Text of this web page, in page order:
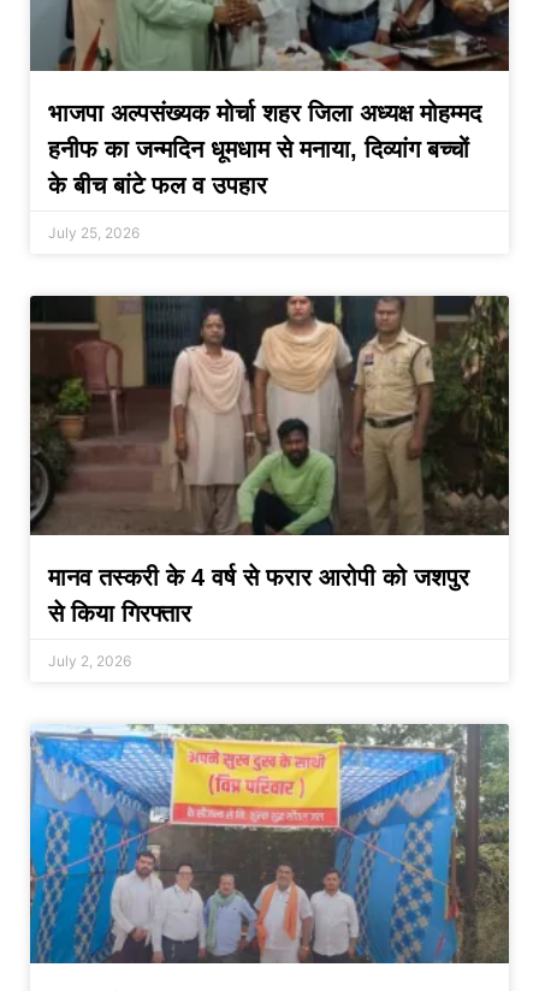
भाजपा अल्पसंख्यक मोर्चा शहर जिला अध्यक्ष मोहम्मद
हनीफ का जन्मदिन धूमधाम से मनाया, दिव्यांग बच्चों
के बीच बांटे फल व उपहार
July 25, 2026
मानव तस्करी के 4 वर्ष से फरार आरोपी को जशपुर
से किया गिरफ्तार
July 2, 2026